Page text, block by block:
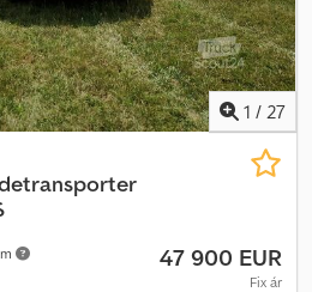
1 / 27
47 900 EUR
Fix ár